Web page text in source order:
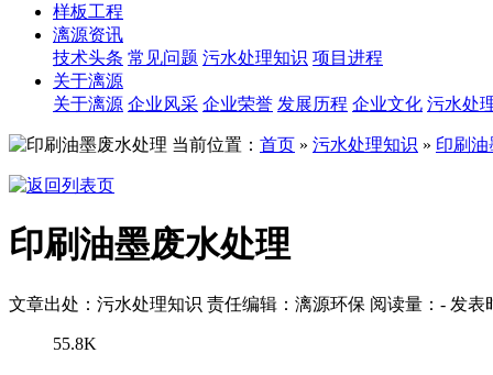
样板工程
漓源资讯
技术头条 常见问题 污水处理知识 项目进程
关于漓源
关于漓源 企业风采 企业荣誉 发展历程 企业文化 污水处
当前位置： 首页 » 污水处理知识 » 印刷
印刷油墨废水处理
文章出处：污水处理知识 责任编辑：漓源环保 阅读量： - 发表
55.8K